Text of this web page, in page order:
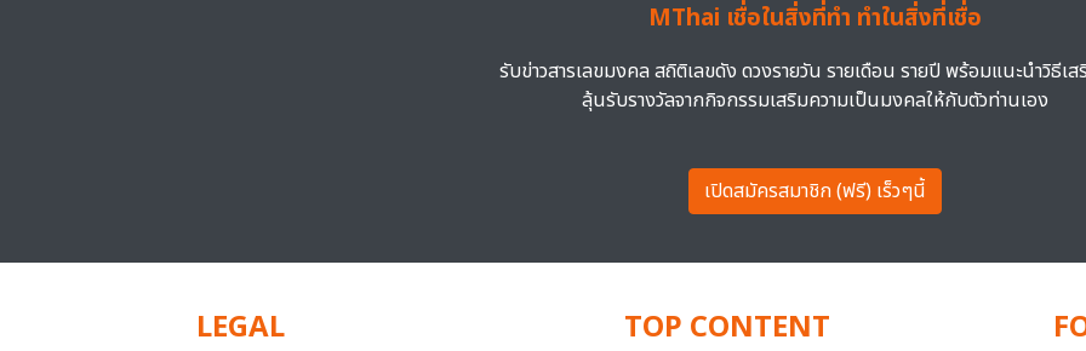
MThai เชื่อในสิ่งที่ทำ ทำในสิ่งที่เชื่อ
รับข่าวสารเลขมงคล สถิติเลขดัง ดวงรายวัน รายเดือน รายปี พร้อมแนะนำวิธีเส
ลุ้นรับรางวัลจากกิจกรรมเสริมความเป็นมงคลให้กับตัวท่านเอง
เปิดสมัครสมาชิก (ฟรี) เร็วๆนี้
LEGAL TOP CONTENT